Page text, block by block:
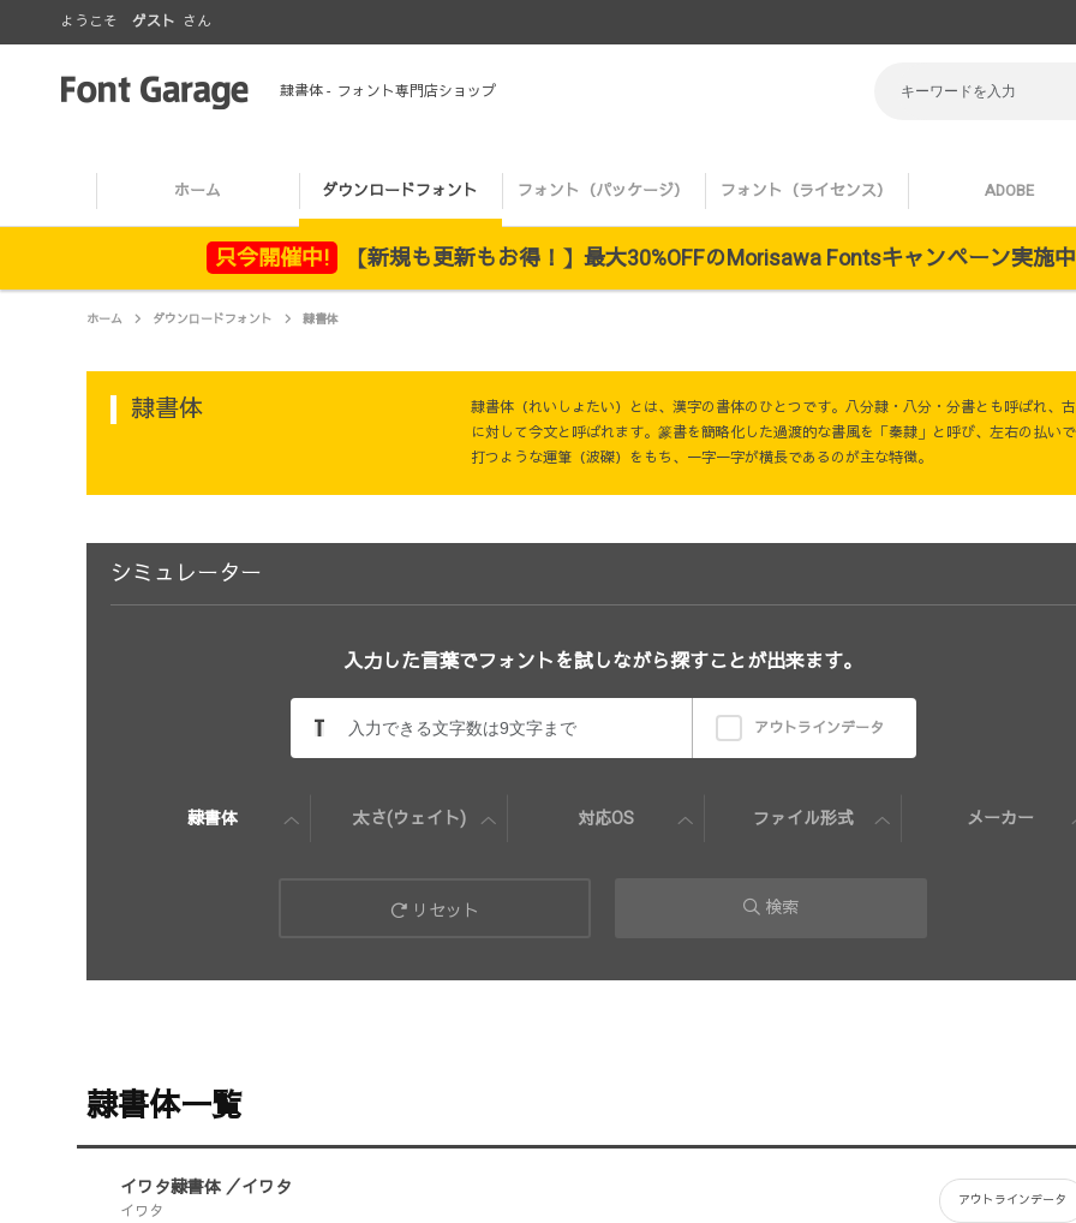
ようこそ ゲスト さん
隷書体- フォント専門店ショップ
ホーム ダウンロードフォント フォント（パッケージ） フォント（ライセンス） ADOBE
只今開催中! 【新規も更新もお得！】最大30%OFFのMorisawa Fontsキャンペーン実施
ホーム ダウンロードフォント 隷書体
隷書体
隷書体（れいしょたい）とは、漢字の書体のひとつです。八分隷・八分・分書とも呼ばれ、
に対して今文と呼ばれます。篆書を簡略化した過渡的な書風を「秦隷」と呼び、左右の払い
打つような運筆（波磔）をもち、一字一字が横長であるのが主な特徴。
シミュレーター
入力した言葉でフォントを試しながら探すことが出来ます。
アウトラインデータ
隷書体 太さ(ウェイト) 対応OS ファイル形式 メーカー
リセット 検索
隷書体一覧
イワタ隷書体 ／イワタ
イワタ アウトラインデータ